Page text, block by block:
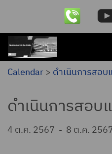
Calendar> ดําเนินการสอ
ดําเนินการสอ
4 ต.ค. 2567 - 8 ต.ค.